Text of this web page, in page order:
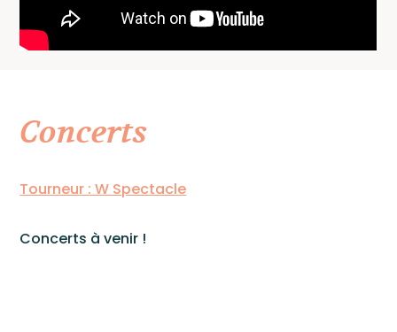
Concerts
Tourneur : W Spectacle
Concerts à venir !